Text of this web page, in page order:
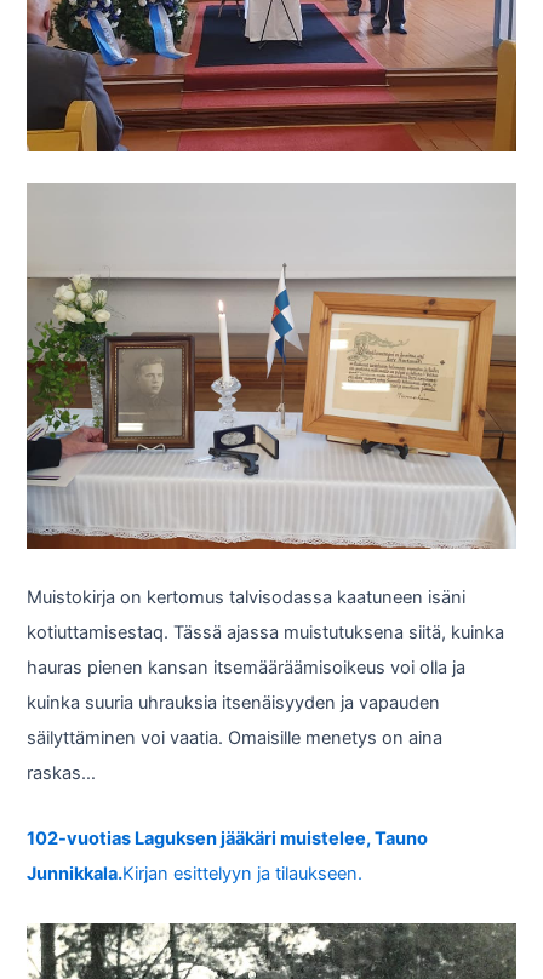
Muistokirja on kertomus talvisodassa kaatuneen isäni
kotiuttamisestaq. Tässä ajassa muistutuksena siitä, kuinka
hauras pienen kansan itsemääräämisoikeus voi olla ja
kuinka suuria uhrauksia itsenäisyyden ja vapauden
säilyttäminen voi vaatia. Omaisille menetys on aina
raskas…
102-vuotias Laguksen jääkäri muistelee, Tauno
Junnikkala.Kirjan esittelyyn ja tilaukseen.